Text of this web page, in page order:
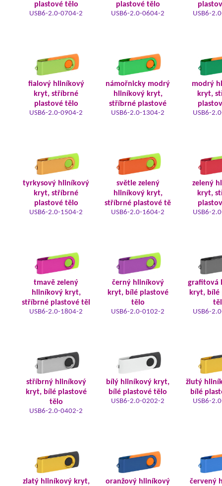
plastové tělo
USB6-2.0-0704-2
plastové tělo
USB6-2.0-0604-2 USB6-
fialový hliníkový
kryt, stříbrné
plastové tělo
USB6-2.0-0904-2
námořnicky modrý
hliníkový kryt,
stříbrné plastové
USB6-2.0-1304-2
modrý
kryt,
USB6-
tyrkysový hliníkový
kryt, stříbrné
plastové tělo
USB6-2.0-1504-2
světle zelený
hliníkový kryt,
stříbrné plastové tě
USB6-2.0-1604-2
zelený
kryt,
USB6-
tmavě zelený
hliníkový kryt,
stříbrné plastové těl
USB6-2.0-1804-2
černý hliníkový
kryt, bílé plastové
tělo
USB6-2.0-0102-2
grafitová
kryt, bílé
USB6-
stříbrný hliníkový
kryt, bílé plastové
tělo
USB6-2.0-0402-2
bílý hliníkový kryt,
bílé plastové tělo
USB6-2.0-0202-2
žlutý
bílé
USB6-
zlatý hliníkový kryt,
oranžový hliníkový
červený